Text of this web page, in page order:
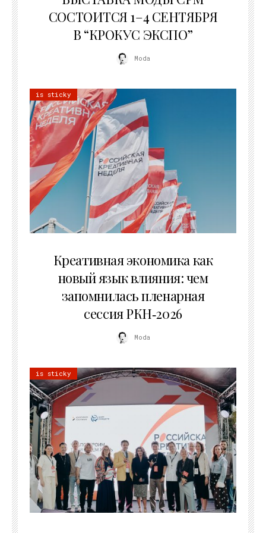
СОСТОИТСЯ 1–4 СЕНТЯБРЯ
В “КРОКУС ЭКСПО”
Moda
is sticky
Креативная экономика как
новый язык влияния: чем
запомнилась пленарная
сессия РКН‑2026
Moda
is sticky